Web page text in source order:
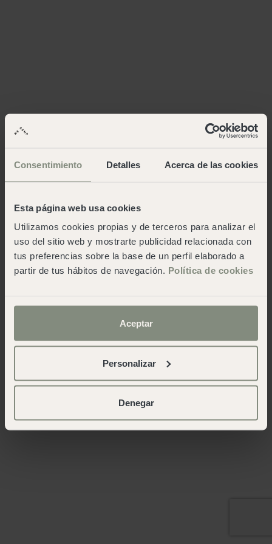
Consentimiento Detalles Acerca de las cookies
Esta página web usa cookies
Utilizamos cookies propias y de terceros para analizar el
uso del sitio web y mostrarte publicidad relacionada con
tus preferencias sobre la base de un perfil elaborado a
partir de tus hábitos de navegación. Política de cookies
Aceptar
Personalizar
Denegar